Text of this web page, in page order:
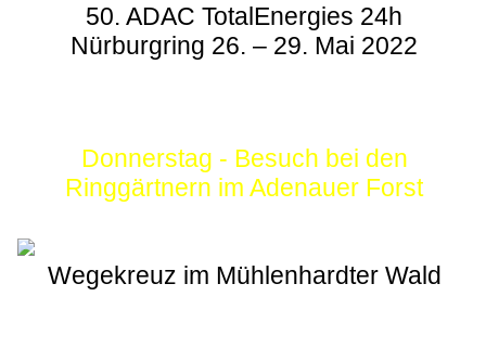
50. ADAC TotalEnergies 24h
Nürburgring 26. – 29. Mai 2022
Donnerstag - Besuch bei den
Ringgärtnern im Adenauer Forst
Wegekreuz im Mühlenhardter Wald